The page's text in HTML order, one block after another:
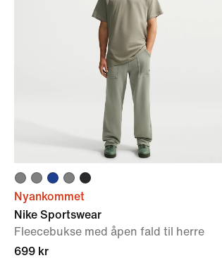
Nyankommet
Nike Sportswear
Fleecebukse med åpen fald til herre
699 kr